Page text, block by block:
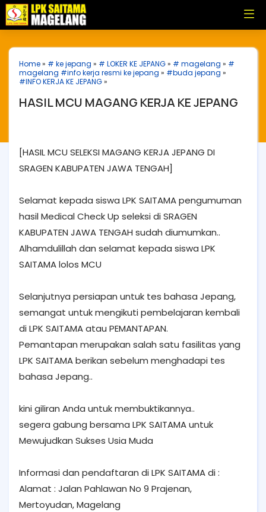
Home» # ke jepang » # LOKER KE JEPANG» # magelang » #
magelang #info kerja resmi ke jepang » #buda jepang »
#INFO KERJA KE JEPANG»
HASIL MCU MAGANG KERJA KE JEPANG
[HASIL MCU SELEKSI MAGANG KERJA JEPANG DI
SRAGEN KABUPATEN JAWA TENGAH]
Selamat kepada siswa LPK SAITAMA pengumuman
hasil Medical Check Up seleksi di SRAGEN
KABUPATEN JAWA TENGAH sudah diumumkan..
Alhamdulillah dan selamat kepada siswa LPK
SAITAMA lolos MCU
Selanjutnya persiapan untuk tes bahasa Jepang,
semangat untuk mengikuti pembelajaran kembali
di LPK SAITAMA atau PEMANTAPAN.
Pemantapan merupakan salah satu fasilitas yang
LPK SAITAMA berikan sebelum menghadapi tes
bahasa Jepang..
kini giliran Anda untuk membuktikannya..
segera gabung bersama LPK SAITAMA untuk
Mewujudkan Sukses Usia Muda
Informasi dan pendaftaran di LPK SAITAMA di :
Alamat : Jalan Pahlawan No 9 Prajenan,
Mertoyudan, Magelang